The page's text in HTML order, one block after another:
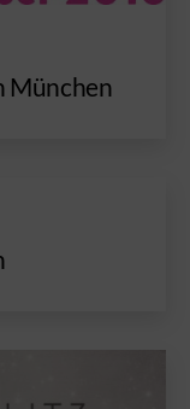
München